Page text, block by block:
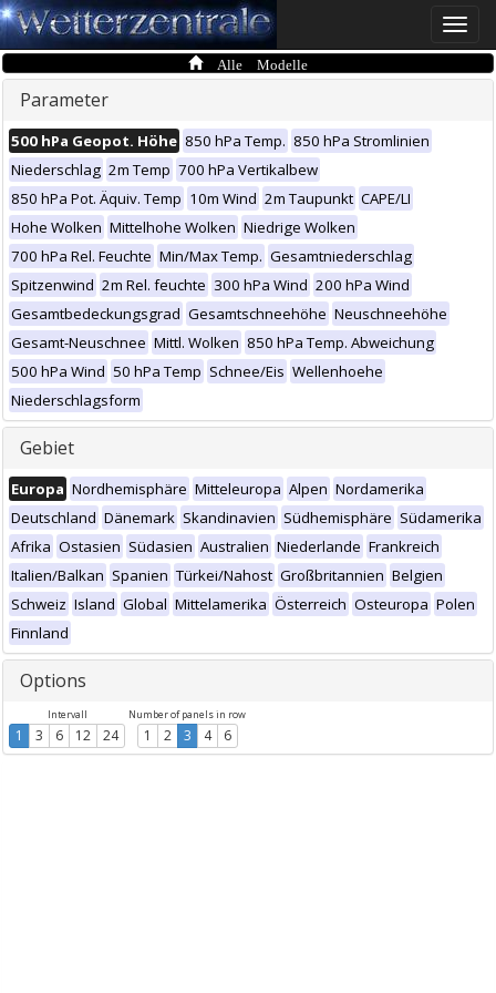
Toggle
Alle Modelle
Parameter
500 hPa Geopot. Höhe 850 hPa Temp. 850 hPa Stromlinien
Niederschlag 2m Temp 700 hPa Vertikalbew
850 hPa Pot. Äquiv. Temp 10m Wind 2m Taupunkt CAPE/LI
Hohe Wolken Mittelhohe Wolken Niedrige Wolken
700 hPa Rel. Feuchte Min/Max Temp. Gesamtniederschlag
Spitzenwind 2m Rel. feuchte 300 hPa Wind 200 hPa Wind
Gesamtbedeckungsgrad Gesamtschneehöhe Neuschneehöhe
Gesamt-Neuschnee Mittl. Wolken 850 hPa Temp. Abweichung
500 hPa Wind 50 hPa Temp Schnee/Eis Wellenhoehe
Niederschlagsform
Gebiet
Europa Nordhemisphäre Mitteleuropa Alpen Nordamerika
Deutschland Dänemark Skandinavien Südhemisphäre Südamerika
Afrika Ostasien Südasien Australien Niederlande Frankreich
Italien/Balkan Spanien Türkei/Nahost Großbritannien Belgien
Schweiz Island Global Mittelamerika Österreich Osteuropa Polen
Finnland
Options
Intervall
1 3 6 12 24
Number of panels in row
1 2 3 4 6